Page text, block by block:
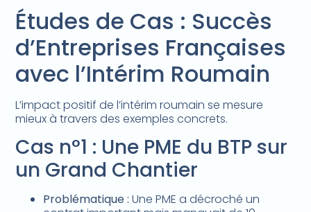
Études de Cas : Succès
d’Entreprises Françaises
avec l’Intérim Roumain
L’impact positif de l’intérim roumain se mesure
mieux à travers des exemples concrets.
Cas n°1 : Une PME du BTP sur
un Grand Chantier
Problématique : Une PME a décroché un